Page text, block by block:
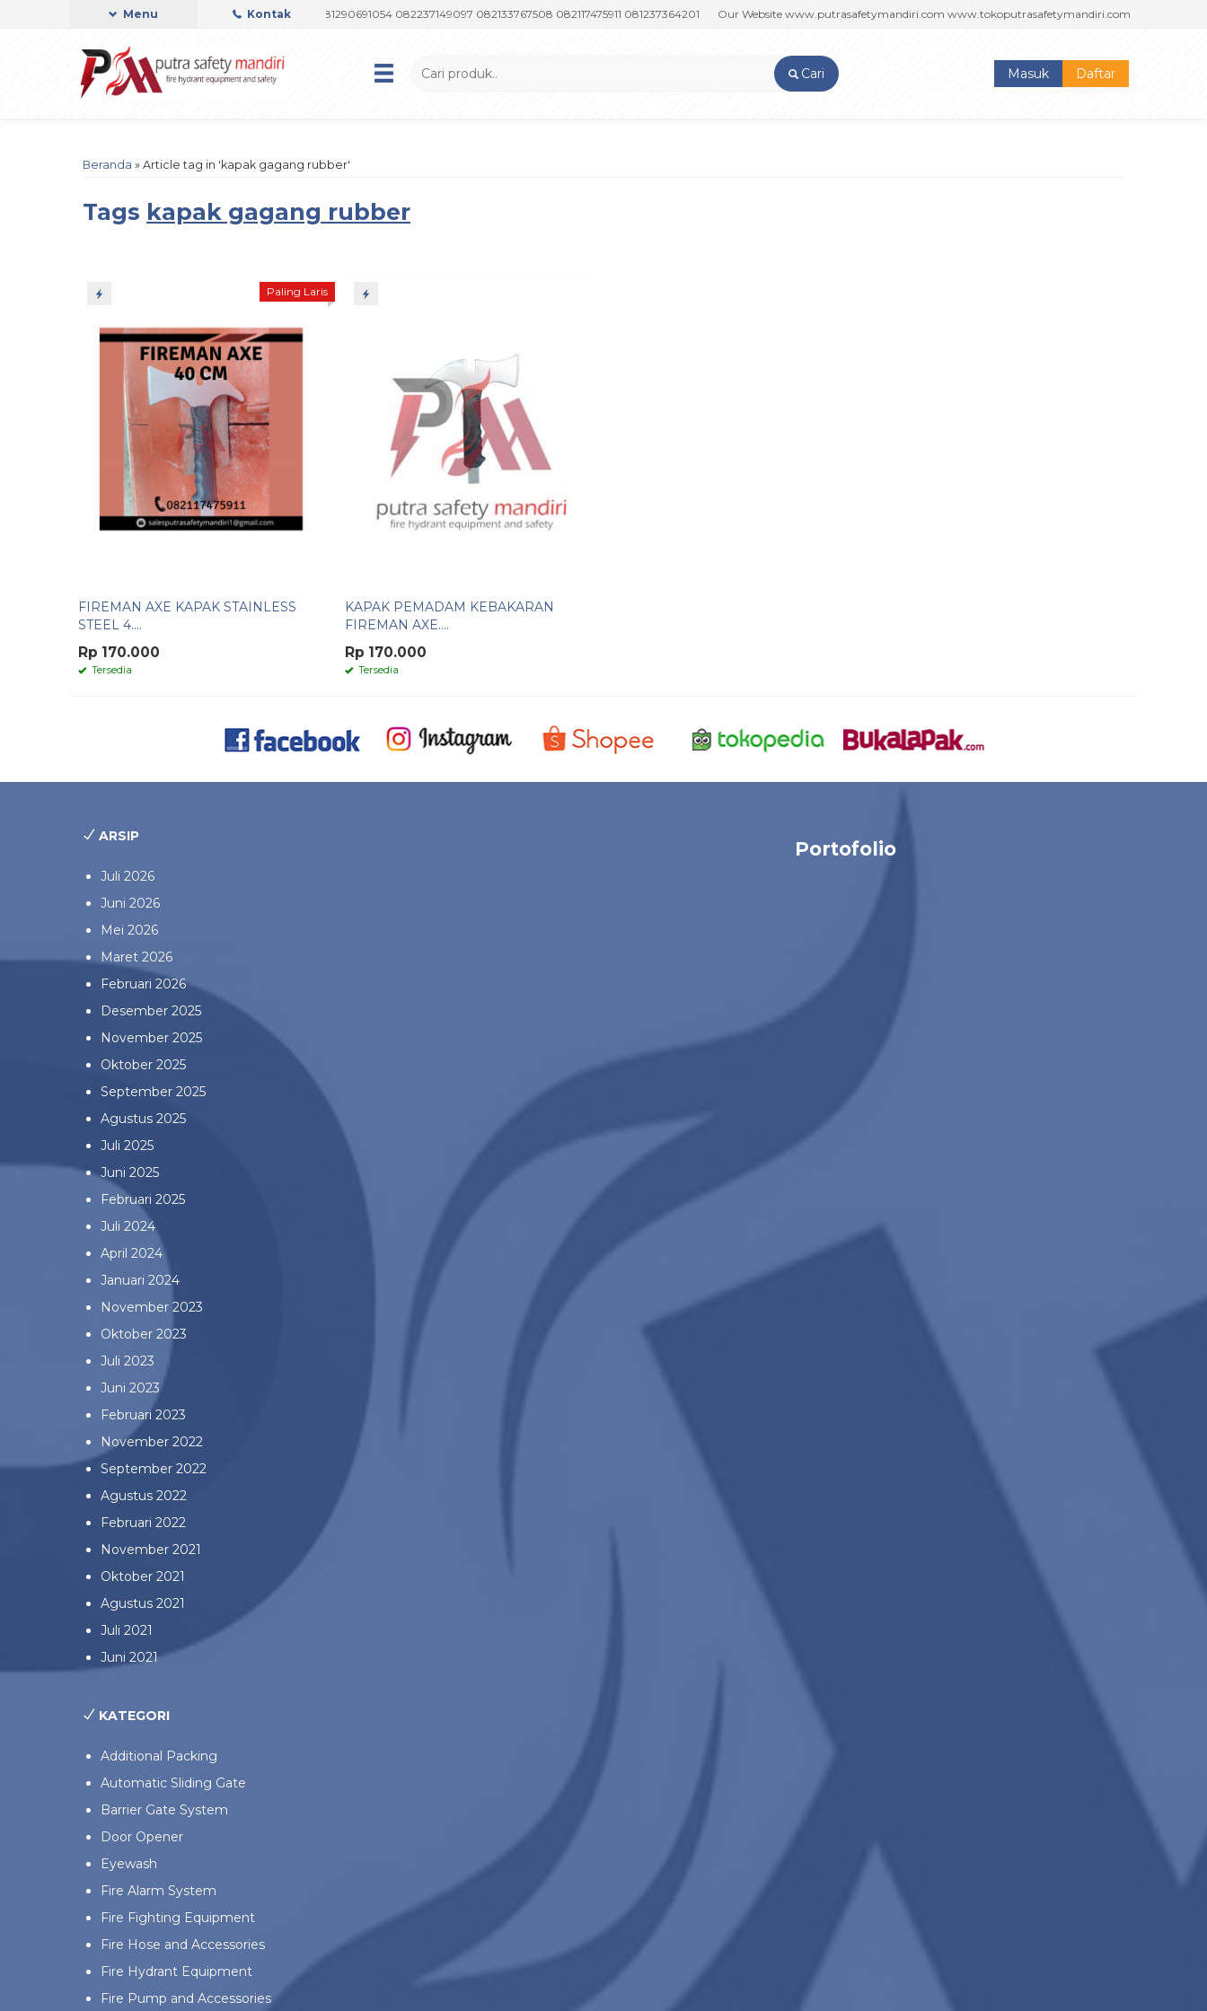
Menu Kontak
Admin Support by Phone or Whatsapp 081290691054 082237149097 082133767508 082117475911 081237364201 Our Website www.putrasafetymandiri.com www.tokoputrasafetymandiri.com PUTRA
Cari Masuk Daftar
Beranda » Article tag in 'kapak gagang rubber'
Tags kapak gagang rubber
Paling Laris
FIREMAN AXE KAPAK STAINLESS
STEEL 4....
Rp 170.000
Tersedia
KAPAK PEMADAM KEBAKARAN
FIREMAN AXE....
Rp 170.000
Tersedia
ARSIP
Juli 2026
Juni 2026
Mei 2026
Maret 2026
Februari 2026
Desember 2025
November 2025
Oktober 2025
September 2025
Agustus 2025
Juli 2025
Juni 2025
Februari 2025
Juli 2024
April 2024
Januari 2024
November 2023
Oktober 2023
Juli 2023
Juni 2023
Februari 2023
November 2022
September 2022
Agustus 2022
Februari 2022
November 2021
Oktober 2021
Agustus 2021
Juli 2021
Juni 2021
KATEGORI
Additional Packing
Automatic Sliding Gate
Barrier Gate System
Door Opener
Eyewash
Fire Alarm System
Fire Fighting Equipment
Fire Hose and Accessories
Fire Hydrant Equipment
Fire Pump and Accessories
Portofolio